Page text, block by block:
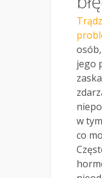
jego
w
co